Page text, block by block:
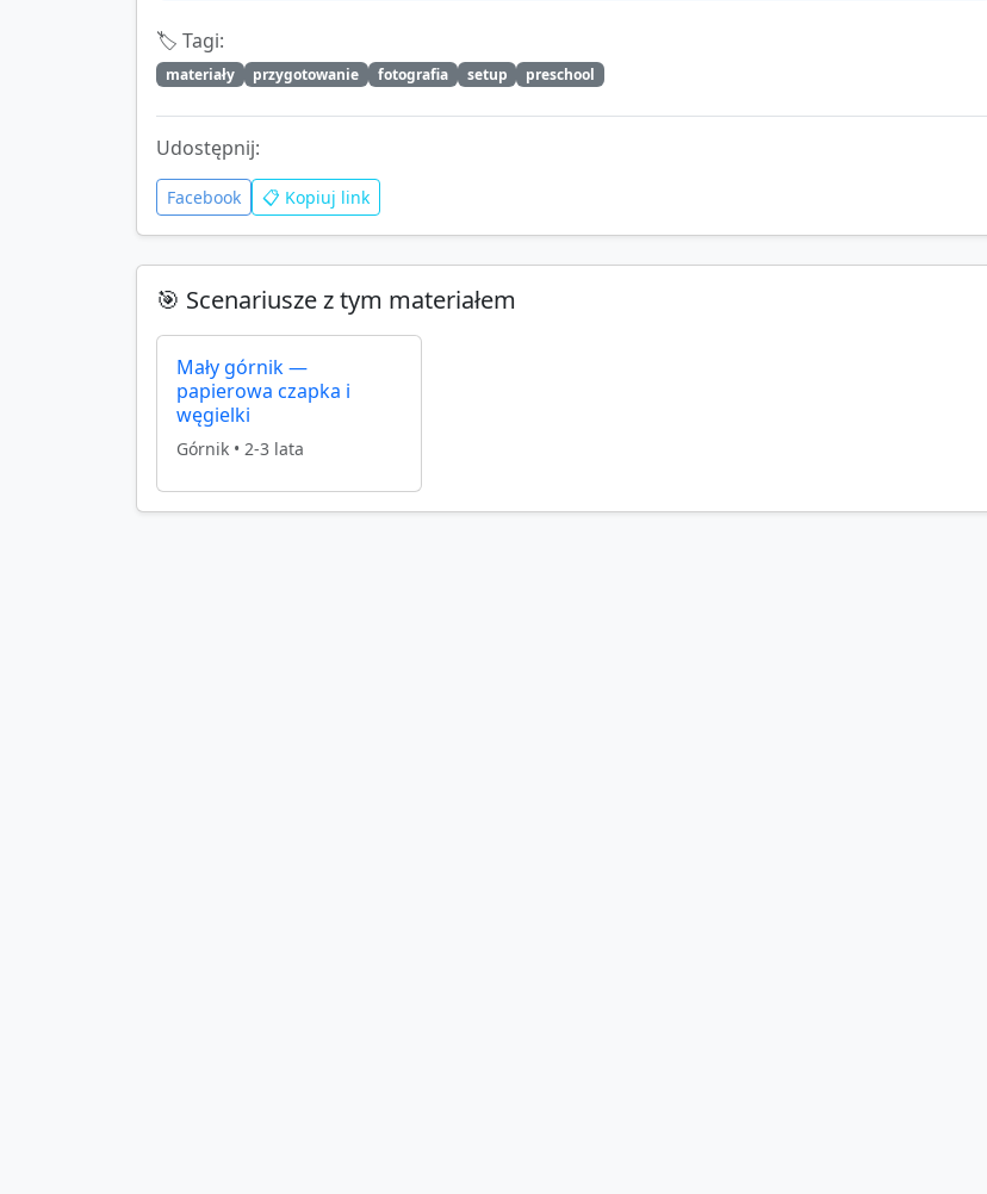
🏷️ Tagi:
materiały przygotowanie fotografia setup preschool
Udostępnij:
Facebook 📋 Kopiuj link
🎯 Scenariusze z tym materiałem
Mały górnik —
papierowa czapka i
węgielki
Górnik • 2-3 lata